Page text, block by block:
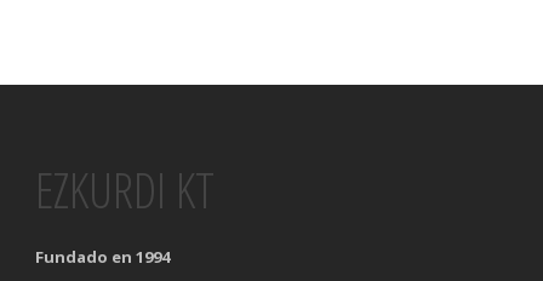
EZKURDI KT
Fundado en 1994